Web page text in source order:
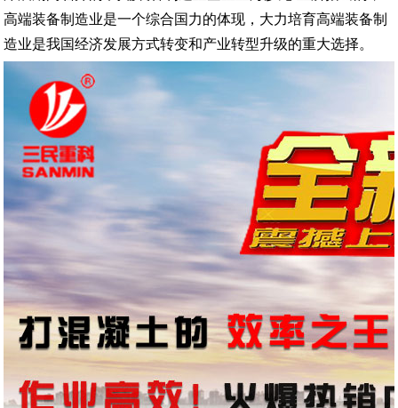
高端装备制造业是一个综合国力的体现，大力培育高端装备制
造业是我国经济发展方式转变和产业转型升级的重大选择。